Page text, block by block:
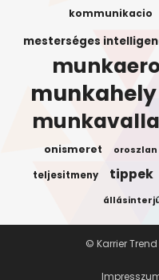
kommunikacio
mesterséges
munkahely
onismeret oroszlan
teljesitmeny tippek
© Karrier